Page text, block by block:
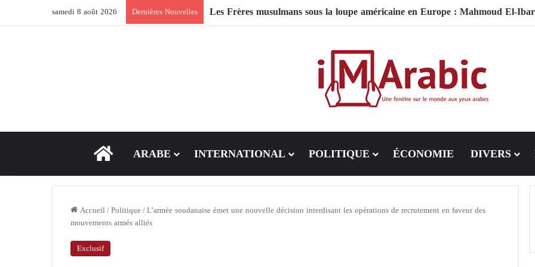
samedi 8 août 2026 Dernières Nouvelles
ACCEUIL
ARABE INTERNATIONAL POLITIQUE ÉCONOMIE DIVERS
Accueil/Politique/L’armée soudanaise émet une nouvelle décision interdisant les opérations de recrutement en faveur des
mouvements armés alliés
Exclusif